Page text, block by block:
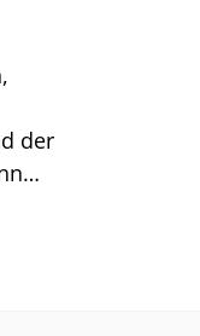
der